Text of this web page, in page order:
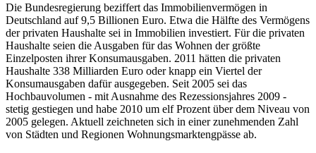
Die Bundesregierung beziffert das Immobilienvermögen in
Deutschland auf 9,5 Billionen Euro. Etwa die Hälfte des Vermögens
der privaten Haushalte sei in Immobilien investiert. Für die privaten
Haushalte seien die Ausgaben für das Wohnen der größte
Einzelposten ihrer Konsumausgaben. 2011 hätten die privaten
Haushalte 338 Milliarden Euro oder knapp ein Viertel der
Konsumausgaben dafür ausgegeben. Seit 2005 sei das
Hochbauvolumen - mit Ausnahme des Rezessionsjahres 2009 -
stetig gestiegen und habe 2010 um elf Prozent über dem Niveau von
2005 gelegen. Aktuell zeichneten sich in einer zunehmenden Zahl
von Städten und Regionen Wohnungsmarktengpässe ab.